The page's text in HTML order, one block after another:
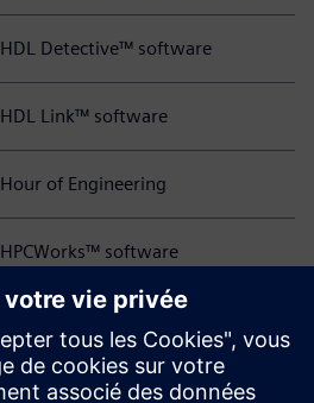
HDL Detective™ software
HDL Link™ software
Hour of Engineering
HPCWorks™ software
HPCWorks™ Access software